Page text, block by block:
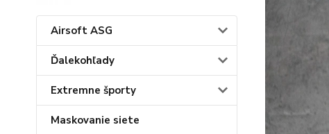
Airsoft ASG
Ďalekohľady
Extremne športy
Maskovanie siete